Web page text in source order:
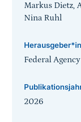
Markus Dietz,
Nina Ruhl
Herausgeber*in
Federal
2026